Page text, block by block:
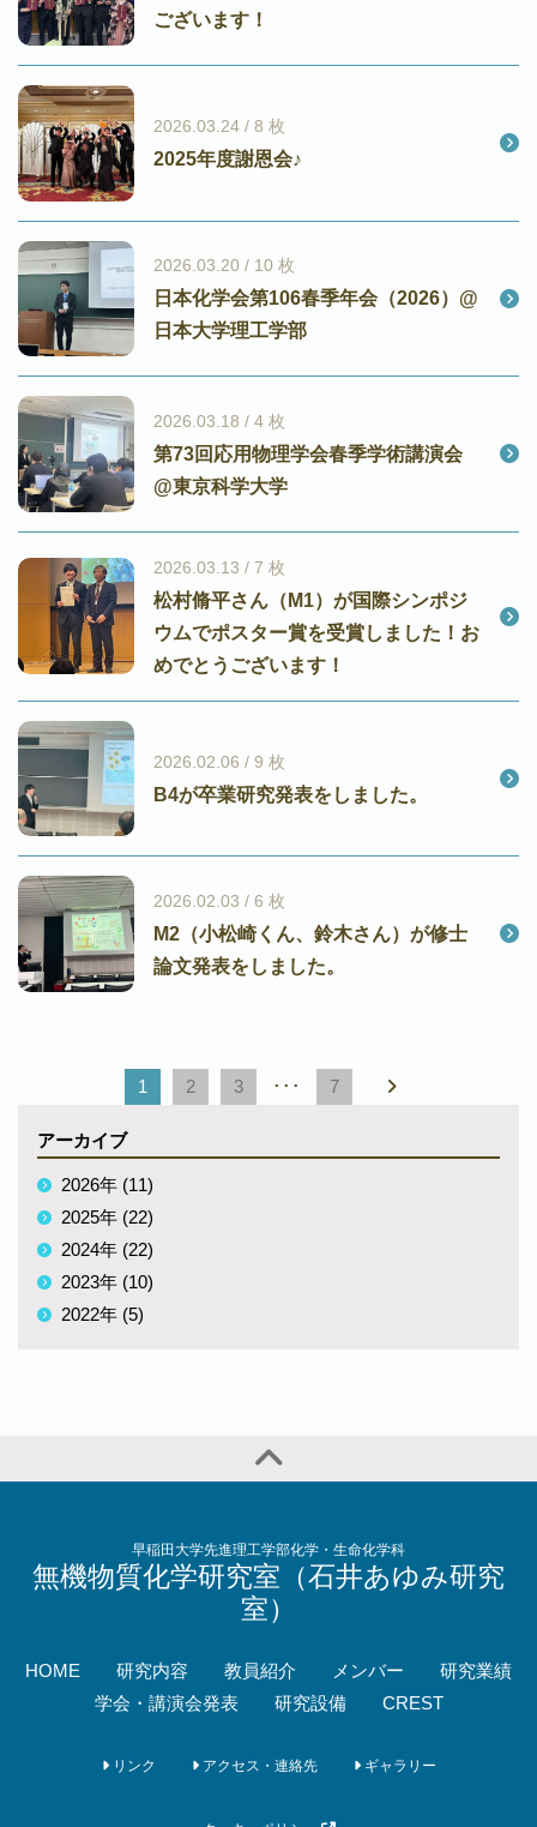
ございます！
2026.03.24 / 8 枚
2025年度謝恩会♪
2026.03.20 / 10 枚
日本化学会第106春季年会（2026）@
日本大学理工学部
2026.03.18 / 4 枚
第73回応用物理学会春季学術講演会
@東京科学大学
2026.03.13 / 7 枚
松村脩平さん（M1）が国際シンポジ
ウムでポスター賞を受賞しました！お
めでとうございます！
2026.02.06 / 9 枚
B4が卒業研究発表をしました。
2026.02.03 / 6 枚
M2（小松崎くん、鈴木さん）が修士
論文発表をしました。
1 2 3 ･･･ 7
アーカイブ
2026年 (11)
2025年 (22)
2024年 (22)
2023年 (10)
2022年 (5)
早稲田大学先進理工学部化学・生命化学科
無機物質化学研究室（石井あゆみ研究
室）
HOME 研究内容 教員紹介 メンバー
研究業績
学会・講演会発表
研究設備 CREST
リンク アクセス・連絡先 ギャラリー